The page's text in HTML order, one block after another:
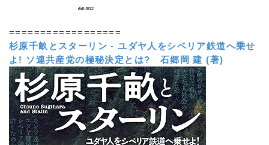
==================
杉原千畝とスターリン -ユダヤ人をシベリア鉄道へ乗せ
よ! ソ連共産党の極秘決定とは?
石郷岡 建 (著)